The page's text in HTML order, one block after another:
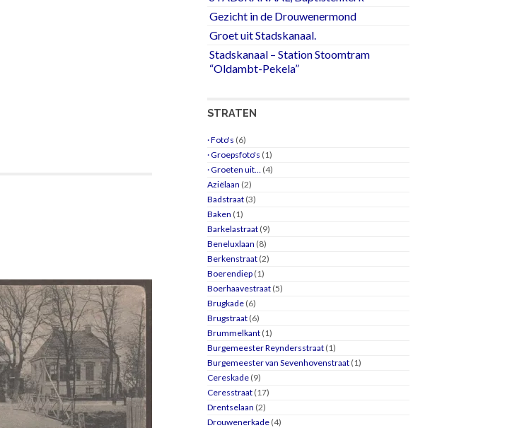
Gezicht in de Drouwenermond
Groet uit Stadskanaal.
Stadskanaal – Station Stoomtram
“Oldambt-Pekela”
STRATEN
· Foto's (6)
· Groepsfoto's (1)
· Groeten uit… (4)
Aziëlaan (2)
Badstraat (3)
Baken (1)
Barkelastraat (9)
Beneluxlaan (8)
Berkenstraat (2)
Boerendiep (1)
Boerhaavestraat (5)
Brugkade (6)
Brugstraat (6)
Brummelkant (1)
Burgemeester Reyndersstraat (1)
Burgemeester van Sevenhovenstraat (1)
Cereskade (9)
Ceresstraat (17)
Drentselaan (2)
Drouwenerkade (4)